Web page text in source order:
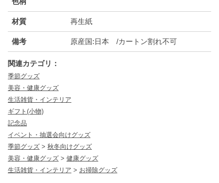
材質 再生紙
備考 原産国:日本 /カートン割れ不可
関連カテゴリ：
季節グッズ
美容・健康グッズ
生活雑貨・インテリア
ギフト(小物)
記念品
イベント・抽選会向けグッズ
季節グッズ > 秋冬向けグッズ
美容・健康グッズ > 健康グッズ
生活雑貨・インテリア > お掃除グッズ